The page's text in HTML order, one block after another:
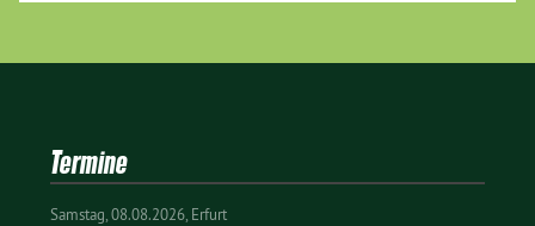
Termine
Samstag 08.08.2026 Erfurt